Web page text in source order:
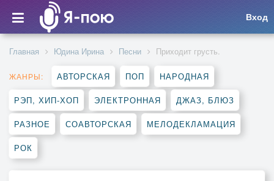
Вход
Главная Юдина Ирина Песни Приходит грусть.
ЖАНРЫ: АВТОРСКАЯ ПОП НАРОДНАЯ
РЭП, ХИП-ХОП ЭЛЕКТРОННАЯ ДЖАЗ, БЛЮЗ
РАЗНОЕ СОАВТОРСКАЯ МЕЛОДЕКЛАМАЦИЯ
РОК